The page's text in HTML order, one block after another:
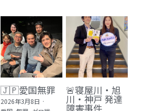
🇯🇵愛国無罪
2026年3月8日 ·
🚨寝屋川・旭
川・神戸 発達
障害事件